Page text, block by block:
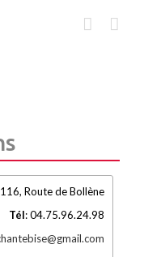
Route de Bollène
Tél: 04.75.96.24.98